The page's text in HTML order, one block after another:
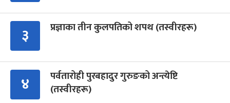
३ प्रज्ञाका तीन कुलपतिको शपथ (तस्वीरहरू)
४
पर्वतारोही पुरबहादुर गुरुङको अन्त्येष्टि
(तस्वीरहरू)